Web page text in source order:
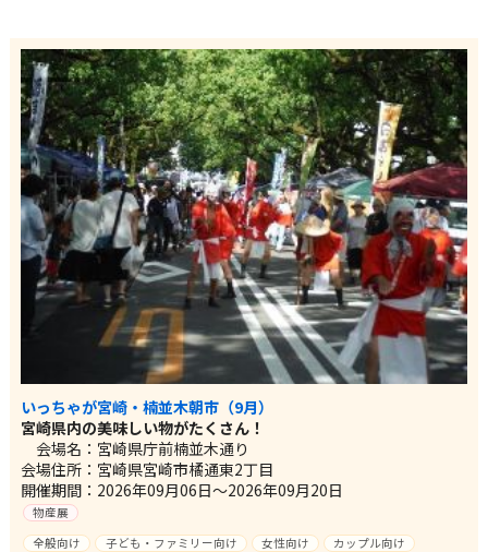
いっちゃが宮崎・楠並木朝市（9月）
宮崎県内の美味しい物がたくさん！
会場名：宮崎県庁前楠並木通り
会場住所：宮崎県宮崎市橘通東2丁目
開催期間：2026年09月06日～2026年09月20日
物産展
全般向け
子ども・ファミリー向け 女性向け
カップル向け